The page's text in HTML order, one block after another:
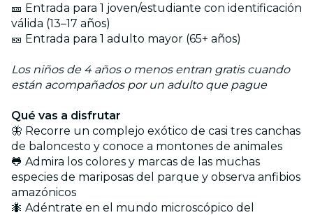
🎫 Entrada para 1 joven/estudiante con identificación
válida (13–17 años)
🎫 Entrada para 1 adulto mayor (65+ años)
Los niños de 4 años o menos entran gratis cuando
están acompañados por un adulto que pague
Qué vas a disfrutar
🦋 Recorre un complejo exótico de casi tres canchas
de baloncesto y conoce a montones de animales
🐸 Admira los colores y marcas de las muchas
especies de mariposas del parque y observa anfibios
amazónicos
🐜 Adéntrate en el mundo microscópico del